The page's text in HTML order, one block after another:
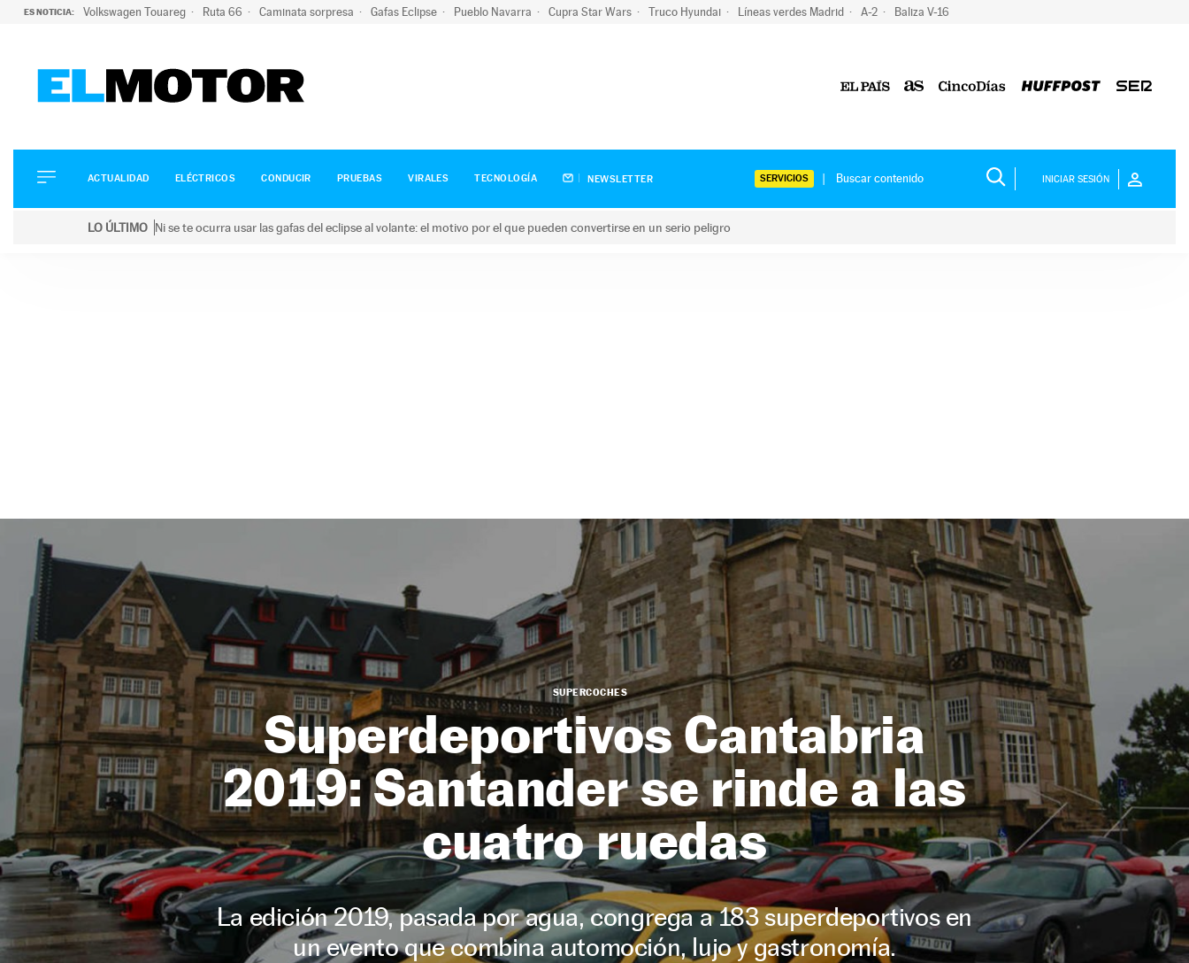
ES NOTICIA: Volkswagen Touareg Ruta 66 Caminata sorpresa Gafas Eclipse Pueblo Navarra Cupra Star Wars Truco Hyundai Líneas verdes Madrid A-2 Baliza V-16
ELÉCTRICOS
CONDUCIR
ACTUALIDAD ELÉCTRICOS CONDUCIR PRUEBAS VIRALES TECNOLOGÍA NEWSLETTER SERVICIOS INICIAR SESIÓN
LO ÚLTIMO Ni se te ocurra usar las gafas del eclipse al volante: el motivo por el que pueden convertirse en un serio peligro
SUPERCOCHES
Superdeportivos Cantabria
2019: Santander se rinde a las
cuatro ruedas
La edición 2019, pasada por agua, congrega a 183 superdeportivos en
un evento que combina automoción, lujo y gastronomía.